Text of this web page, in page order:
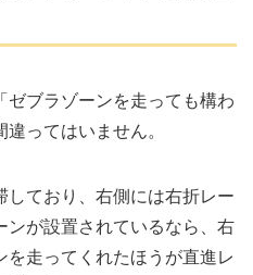
ブラゾーンを走っても構わ
ってはいません。
しており、右側には右折レー
ンが設置されているなら、右
走ってくれたほうが直進レ